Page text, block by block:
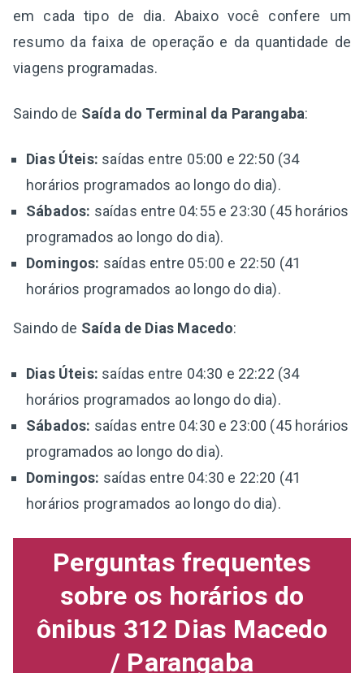
em cada tipo de dia. Abaixo você confere um
resumo da faixa de operação e da quantidade de
viagens programadas.
Saindo de Saída do Terminal da Parangaba:
Dias Úteis: saídas entre 05:00 e 22:50 (34
horários programados ao longo do dia).
Sábados: saídas entre 04:55 e 23:30 (45 horários
programados ao longo do dia).
Domingos: saídas entre 05:00 e 22:50 (41
horários programados ao longo do dia).
Saindo de Saída de Dias Macedo:
Dias Úteis: saídas entre 04:30 e 22:22 (34
horários programados ao longo do dia).
Sábados: saídas entre 04:30 e 23:00 (45 horários
programados ao longo do dia).
Domingos: saídas entre 04:30 e 22:20 (41
horários programados ao longo do dia).
Perguntas frequentes
sobre os horários do
ônibus 312 Dias Macedo
/ Parangaba